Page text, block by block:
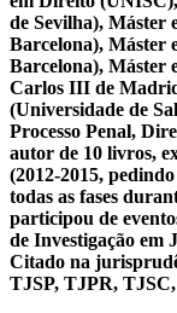
de Sevilha), Máster
Barcelona), Máster
Barcelona), Máster
Carlos III de
(Universidade de
Processo Penal,
autor de 10 livros,
(2012-2015,
todas as fases
participou de
de Investigação em
Citado na
TJSP, TJPR,